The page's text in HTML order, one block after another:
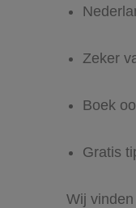
Zeker
Boek
Gratis
Wij